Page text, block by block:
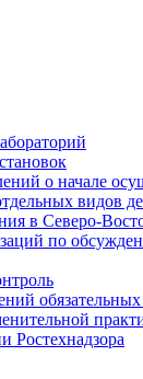
о начале
видов
в Северо-
по
Ростехнадзора